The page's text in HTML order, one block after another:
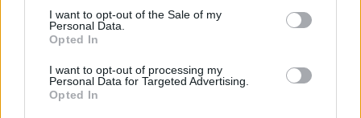
services and may gather and store information including but
not limited to your visit or usage behaviour. You may click to
grant or deny consent to Google and its third-party tags to
consent section.
I want to opt-out of the Sale of my
Personal Data.
Opted In
I want to opt-out of processing my
Personal Data for Targeted Advertising.
Opted In